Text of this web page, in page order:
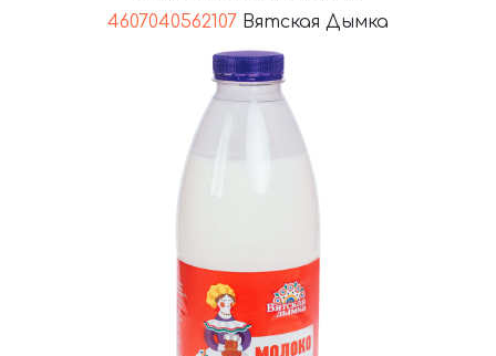
4607040562107 Вятская Дымка